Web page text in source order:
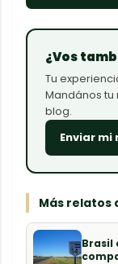
¿Vos
Tu
Mandános tu
blog.
Enviar
Más relatos
Brasil